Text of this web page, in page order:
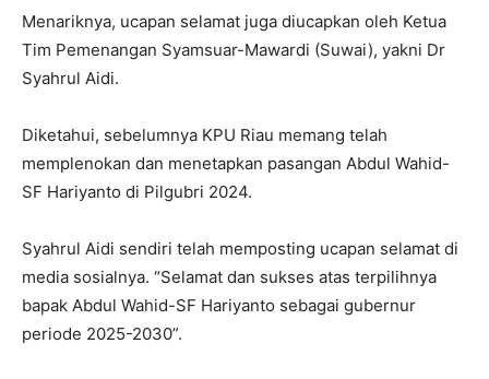
Menariknya, ucapan selamat juga diucapkan oleh Ketua
Tim Pemenangan Syamsuar-Mawardi (Suwai), yakni Dr
Syahrul Aidi.
Diketahui, sebelumnya KPU Riau memang telah
memplenokan dan menetapkan pasangan Abdul Wahid-
SF Hariyanto di Pilgubri 2024.
Syahrul Aidi sendiri telah memposting ucapan selamat di
media sosialnya. “Selamat dan sukses atas terpilihnya
bapak Abdul Wahid-SF Hariyanto sebagai gubernur
periode 2025-2030”.